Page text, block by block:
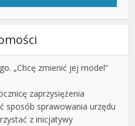
„Chcę zmienić jej model”
zaprzysiężenia
sposób sprawowania urzędu
z inicjatywy